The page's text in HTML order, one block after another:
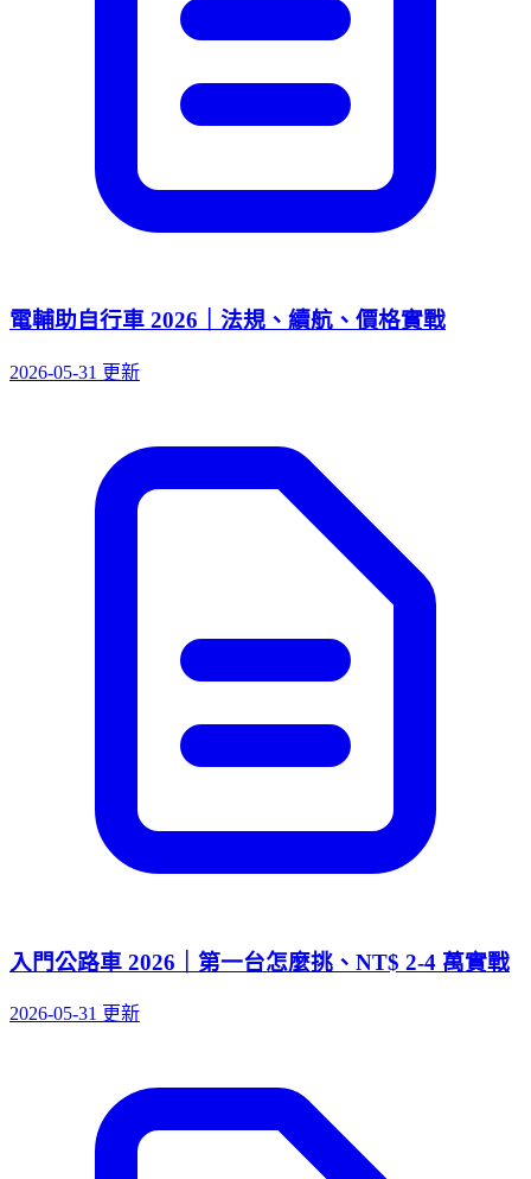
電輔助自行車 2026｜法規、續航、價格實戰
2026-05-31 更新
入門公路車 2026｜第一台怎麼挑、NT$ 2-4 萬實戰
2026-05-31 更新